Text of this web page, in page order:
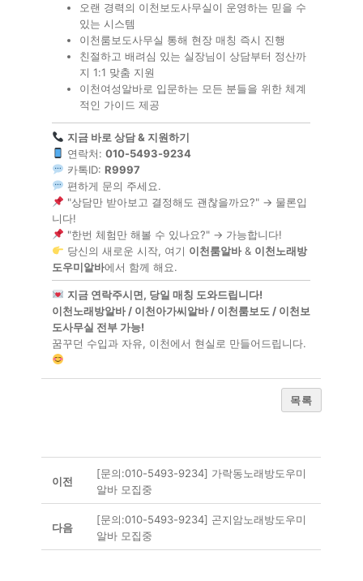
오랜 경력의 이천보도사무실이 운영하는 믿을 수
있는 시스템
이천룸보도사무실 통해 현장 매칭 즉시 진행
친절하고 배려심 있는 실장님이 상담부터 정산까
지 1:1 맞춤 지원
이천여성알바로 입문하는 모든 분들을 위한 체계
적인 가이드 제공
지금 바로 상담 & 지원하기
연락처:010-5493-9234
카톡ID:R9997
편하게 문의 주세요.
"상담만 받아보고 결정해도 괜찮을까요?" → 물론입
니다!
"한번 체험만 해볼 수 있나요?" → 가능합니다!
당신의 새로운 시작, 여기 이천룸알바& 이천노래방
도우미알바에서 함께 해요.
지금 연락주시면, 당일 매칭 도와드립니다!
이천노래방알바 / 이천아가씨알바 / 이천룸보도 / 이천보
도사무실 전부 가능!
꿈꾸던 수입과 자유, 이천에서 현실로 만들어드립니다.
목록
이전
[문의:010-5493-9234] 가락동노래방도우미
알바 모집중
다음
[문의:010-5493-9234] 곤지암노래방도우미
알바 모집중